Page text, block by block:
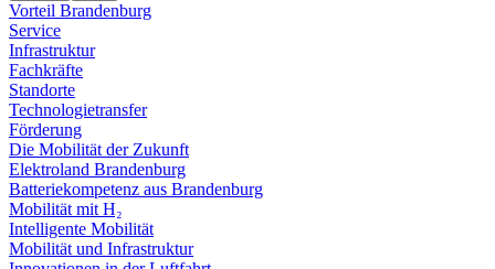
Vorteil Brandenburg
Service
Infrastruktur
Fachkräfte
Standorte
Technologietransfer
Förderung
Die Mobilität der Zukunft
Elektroland Brandenburg
Batteriekompetenz aus Brandenburg
Mobilität mit H₂
Intelligente Mobilität
Mobilität und Infrastruktur